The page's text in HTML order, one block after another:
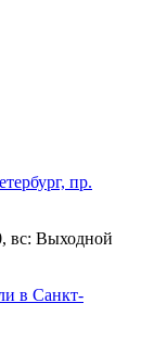
пр.
вс: Выходной